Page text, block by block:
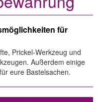
für
Prickel-Werkzeug und
Außerdem einige
eure Bastelsachen.